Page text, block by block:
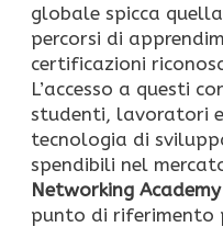
globale spicca
percorsi di
certificazioni
L’accesso a questi
studenti, lavoratori
tecnologia di
spendibili nel
Networking Academy
punto di riferimento